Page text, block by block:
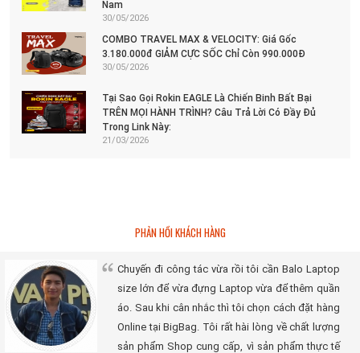
Nam
30/05/2026
COMBO TRAVEL MAX & VELOCITY: Giá Gốc
3.180.000đ GIẢM CỰC SỐC Chỉ Còn 990.000Đ
30/05/2026
Tại Sao Gọi Rokin EAGLE Là Chiến Binh Bất Bại
TRÊN MỌI HÀNH TRÌNH? Câu Trả Lời Có Đầy Đủ
Trong Link Này:
21/03/2026
PHẢN HỒI KHÁCH HÀNG
Chuyến đi công tác vừa rồi tôi cần Balo Laptop
size lớn để vừa đựng Laptop vừa để thêm quần
áo. Sau khi cân nhắc thì tôi chọn cách đặt hàng
Online tại BigBag. Tôi rất hài lòng về chất lượng
sản phẩm Shop cung cấp, vì sản phẩm thực tế